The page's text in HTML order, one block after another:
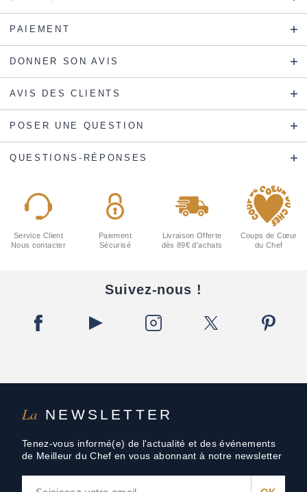
PAIEMENT
DONNER SON AVIS
AVIS DES CLIENTS
POSER UNE QUESTION
QUESTIONS-RÉPONSES
La NEWSLETTER
Tenez-vous informé(e) de l'actualité et des événements
de Meilleur du Chef en vous abonnant à notre newsletter
Service Client
Nous contacter
Paiement
Sécurisé
Livraison Offerte
dès 89€ d'achats
Coups de Cœur
du Chef
Suivez-nous !